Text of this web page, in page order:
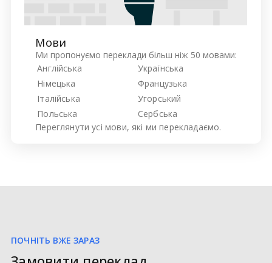
Мови
Ми пропонуємо переклади більш ніж 50 мовами:
Англійська
Українська
Німецька
Французька
Італійська
Угорський
Польська
Сербська
Переглянути усі мови, які ми перекладаємо.
ПОЧНІТЬ ВЖЕ ЗАРАЗ